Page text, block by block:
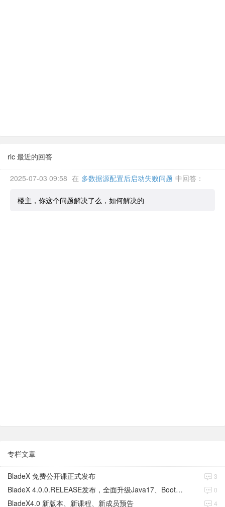
rlc 最近的回答
2025-07-03 09:58 在 多数据源配置后启动失败问题 中回答：
楼主，你这个问题解决了么，如何解决的
专栏文章
BladeX 免费公开课正式发布 3
BladeX 4.0.0.RELEASE发布，全面升级Java17、Boot3、Cloud2023 0
BladeX4.0 新版本、新课程、新成员预告 4